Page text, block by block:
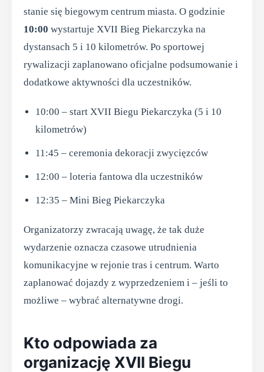
stanie się biegowym centrum miasta. O godzinie
10:00 wystartuje XVII Bieg Piekarczyka na
dystansach 5 i 10 kilometrów. Po sportowej
rywalizacji zaplanowano oficjalne podsumowanie i
dodatkowe aktywności dla uczestników.
10:00 – start XVII Biegu Piekarczyka (5 i 10
kilometrów)
11:45 – ceremonia dekoracji zwycięzców
12:00 – loteria fantowa dla uczestników
12:35 – Mini Bieg Piekarczyka
Organizatorzy zwracają uwagę, że tak duże
wydarzenie oznacza czasowe utrudnienia
komunikacyjne w rejonie tras i centrum. Warto
zaplanować dojazdy z wyprzedzeniem i – jeśli to
możliwe – wybrać alternatywne drogi.
Kto odpowiada za
organizację XVII Biegu